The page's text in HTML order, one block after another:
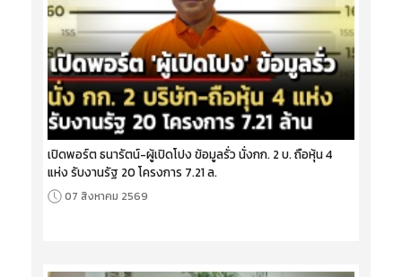
เปิดพอร์ต ธนารัตน์-ผู้เปิดโปง ข้อมูลรั่ว นั่งกก. 2 บ. ถือหุ้น 4
แห่ง รับงานรัฐ 20 โครงการ 7.21 ล.
07 สิงหาคม 2569